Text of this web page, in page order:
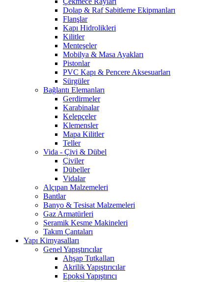
Dolap & Raf Sabitleme Ekipmanları
Flanşlar
Kapı Hidrolikleri
Kilitler
Menteşeler
Mobilya & Masa Ayakları
Pistonlar
PVC Kapı & Pencere Aksesuarları
Sürgüler
Bağlantı Elemanları
Gerdirmeler
Karabinalar
Kelepçeler
Klemensler
Mapa Kilitler
Teller
Vida - Çivi & Dübel
Çiviler
Dübeller
Vidalar
Alçıpan Malzemeleri
Bantlar
Banyo & Tesisat Malzemeleri
Gaz Armatürleri
Seramik Kesme Makineleri
Takım Çantaları
Yapı Kimyasalları
Genel Yapıştırıcılar
Ahşap Tutkalları
Akrilik Yapıştırıcılar
Epoksi Yapıştırıcı